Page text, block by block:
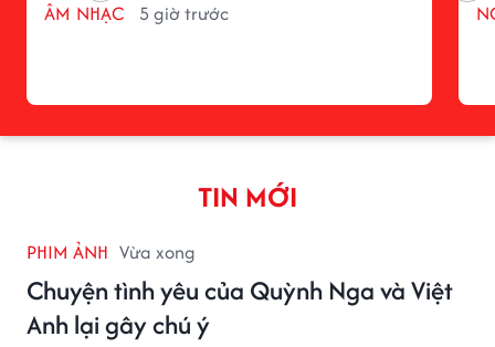
ÂM NHẠC 5 giờ trước
TIN MỚI
PHIM ẢNH Vừa xong
Chuyện tình yêu của Quỳnh Nga và Việt
Anh lại gây chú ý